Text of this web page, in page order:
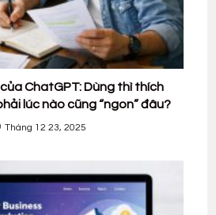
ChatGPT: Dùng thì thích
lúc nào cũng “ngon” đâu?
Tháng 12 23, 2025